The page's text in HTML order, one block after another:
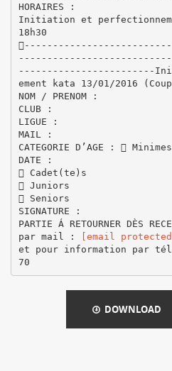
HORAIRES :
Initiation et
18h30
------------------------
ement kata 13/01/2016
NOM / PRENOM :
CLUB :
LIGUE :
MAIL :
CATEGORIE D’AGE :  Minimes
DATE :
 Cadet(te)s
 Juniors
 Seniors
SIGNATURE :
PARTIE Á RETOURNER DÈS
par mail :
[email
et pour information par
DOWNLOAD